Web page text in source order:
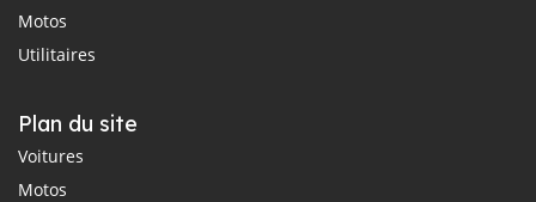
Motos
Utilitaires
Plan du site
Voitures
Motos